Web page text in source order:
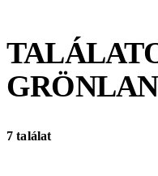
7 találat